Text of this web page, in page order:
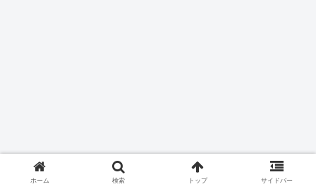
ホーム 検索 トップ サイドバー